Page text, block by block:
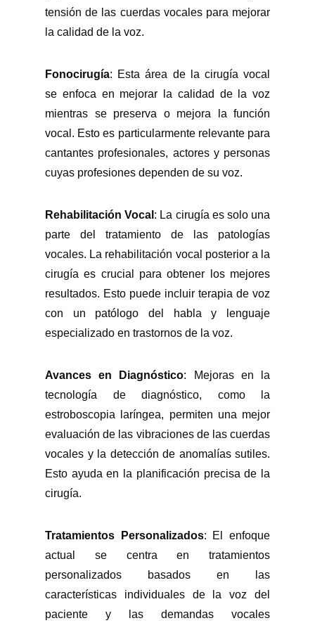
tensión de las cuerdas vocales para mejorar
la calidad de la voz.
Fonocirugía: Esta área de la cirugía vocal
se enfoca en mejorar la calidad de la voz
mientras se preserva o mejora la función
vocal. Esto es particularmente relevante para
cantantes profesionales, actores y personas
cuyas profesiones dependen de su voz.
Rehabilitación Vocal : La cirugía es solo una
parte del tratamiento de las patologías
vocales. La rehabilitación vocal posterior a la
cirugía es crucial para obtener los mejores
resultados. Esto puede incluir terapia de voz
con un patólogo del habla y lenguaje
especializado en trastornos de la voz.
Avances en Diagnóstico: Mejoras en la
tecnología de diagnóstico, como la
estroboscopia laríngea, permiten una mejor
evaluación de las vibraciones de las cuerdas
vocales y la detección de anomalías sutiles.
Esto ayuda en la planificación precisa de la
cirugía.
Tratamientos Personalizados: El enfoque
actual se centra en tratamientos
personalizados basados en las
características individuales de la voz del
paciente y las demandas vocales